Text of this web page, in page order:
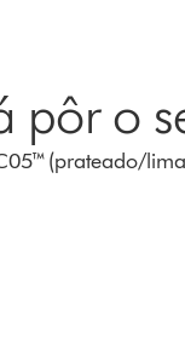
pôr o
(prateado/